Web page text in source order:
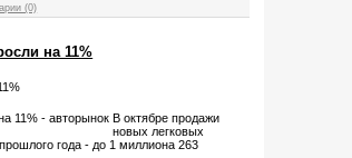
(0)
на 11%
В октябре продажи
новых легковых
года - до 1 миллиона 263